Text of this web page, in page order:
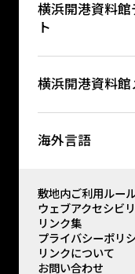
横浜開港資料
ト
横浜開港資料館
海外言語
敷地内ご利用ルー
ウェブアクセシビ
リンク集
プライバシーポリ
リンクについて
お問い合わせ